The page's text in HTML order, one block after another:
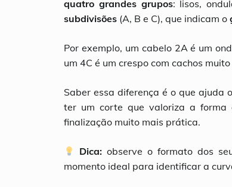
quatro grandes grupos: lisos,
subdivisões (A, B e C), que indicam o
Por exemplo, um cabelo 2A é um
um 4C é um crespo com cachos
Saber essa diferença é o que ajuda
ter um corte que valoriza a
finalização muito mais prática.
Dica:observe o formato dos
momento ideal para identificar a